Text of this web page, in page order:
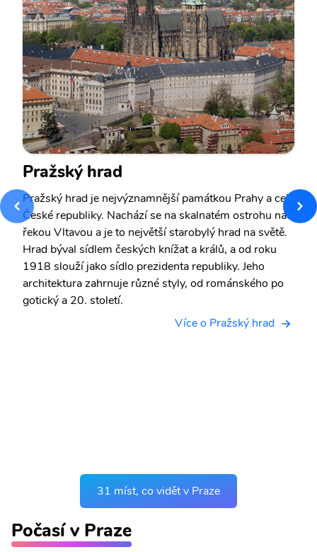
Pražský hrad
Pražský hrad je nejvýznamnější památkou Prahy a celé
České republiky. Nachází se na skalnatém ostrohu nad
řekou Vltavou a je to největší starobylý hrad na světě.
Hrad býval sídlem českých knížat a králů, a od roku
1918 slouží jako sídlo prezidenta republiky. Jeho
architektura zahrnuje různé styly, od románského po
gotický a 20. století.
Více o Pražský hrad
31 míst, co vidět v Praze
Počasí v Praze